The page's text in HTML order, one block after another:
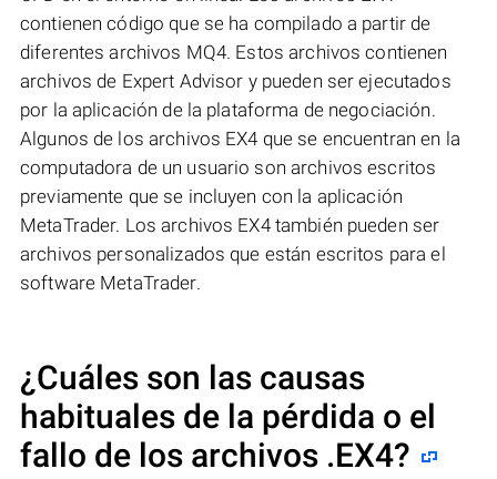
contienen código que se ha compilado a partir de
diferentes archivos MQ4. Estos archivos contienen
archivos de Expert Advisor y pueden ser ejecutados
por la aplicación de la plataforma de negociación.
Algunos de los archivos EX4 que se encuentran en la
computadora de un usuario son archivos escritos
previamente que se incluyen con la aplicación
MetaTrader. Los archivos EX4 también pueden ser
archivos personalizados que están escritos para el
software MetaTrader.
¿Cuáles son las causas
habituales de la pérdida o el
fallo de los archivos .EX4?